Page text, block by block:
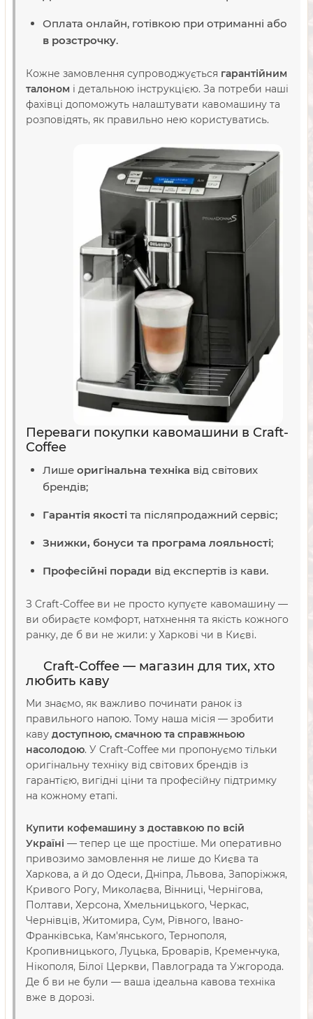
Оплата онлайн, готівкою при отриманні або
в розстрочку.
Кожне замовлення супроводжується гарантійним
талоном і детальною інструкцією. За потреби наші
фахівці допоможуть налаштувати кавомашину та
розповідять, як правильно нею користуватись.
Переваги покупки кавомашини в Craft-
Coffee
Лише оригінальна техніка від світових
брендів;
Гарантія якості та післяпродажний сервіс;
Знижки, бонуси та програма лояльності;
Професійні поради від експертів із кави.
З Craft-Coffee ви не просто купуєте кавомашину —
ви обираєте комфорт, натхнення та якість кожного
ранку, де б ви не жили: у Харкові чи в Києві.
Craft-Coffee — магазин для тих, хто
любить каву
Ми знаємо, як важливо починати ранок із
правильного напою. Тому наша місія — зробити
каву доступною, смачною та справжньою
насолодою. У Craft-Coffee ми пропонуємо тільки
оригінальну техніку від світових брендів із
гарантією, вигідні ціни та професійну підтримку
на кожному етапі.
Купити кофемашину з доставкою по всій
Україні — тепер це ще простіше. Ми оперативно
привозимо замовлення не лише до Києва та
Харкова, а й до Одеси, Дніпра, Львова, Запоріжжя,
Кривого Рогу, Миколаєва, Вінниці, Чернігова,
Полтави, Херсона, Хмельницького, Черкас,
Чернівців, Житомира, Сум, Рівного, Івано-
Франківська, Кам'янського, Тернополя,
Кропивницького, Луцька, Броварів, Кременчука,
Нікополя, Білої Церкви, Павлограда та Ужгорода.
Де б ви не були — ваша ідеальна кавова техніка
вже в дорозі.